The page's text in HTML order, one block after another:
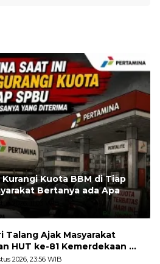
Kuota BBM di Tiap
Bertanya ada Apa
2026, 11:03 WIB
Talang Ajak Masyarakat
HUT ke-81 Kemerdekaan RI
Bendera Merah
2026, 23:56 WIB